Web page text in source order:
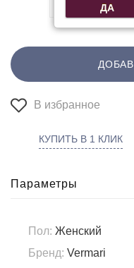
В избранное
КУПИТЬ В 1 КЛИК
Параметры
Пол: Женский
Бренд: Vermari
ДА